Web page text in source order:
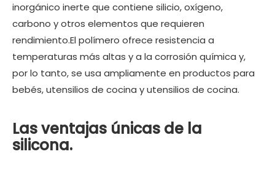
inorgánico inerte que contiene silicio, oxígeno,
carbono y otros elementos que requieren
rendimiento.El polímero ofrece resistencia a
temperaturas más altas y a la corrosión química y,
por lo tanto, se usa ampliamente en productos para
bebés, utensilios de cocina y utensilios de cocina.
Las ventajas únicas de la
silicona.